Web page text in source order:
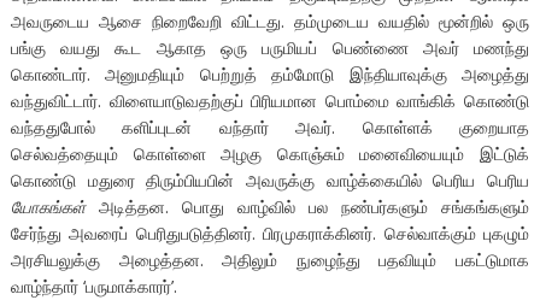
அவருடைய ஆசை நிறைவேறி விட்டது. தம்முடைய வயதில் மூன்றில் ஒரு
பங்கு வயது கூட ஆகாத ஒரு பருமியப் பெண்ணை அவர் மணந்து
கொண்டார். அனுமதியும் பெற்றுத் தம்மோடு இந்தியாவுக்கு அழைத்து
வந்துவிட்டார். விளையாடுவதற்குப் பிரியமான பொம்மை வாங்கிக் கொண்டு
வந்ததுபோல் களிப்புடன் வந்தார் அவர். கொள்ளக் குறையாத
செல்வத்தையும் கொள்ளை அழகு கொஞ்சும் மனைவியையும் இட்டுக்
கொண்டு மதுரை திரும்பியபின் அவருக்கு வாழ்க்கையில் பெரிய பெரிய
யோகங்கள்அடித்தன. பொது வாழ்வில் பல நண்பர்களும் சங்கங்களும்
சேர்ந்து அவரைப் பெரிதுபடுத்தினர். பிரமுகராக்கினர். செல்வாக்கும் புகழும்
அரசியலுக்கு அழைத்தன. அதிலும் நுழைந்து பதவியும் பகட்டுமாக
வாழ்ந்தார் ‘பருமாக்காரர்’.